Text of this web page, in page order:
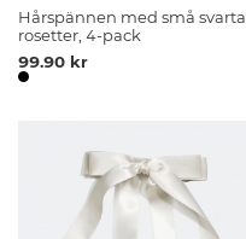
Hårspännen med små svarta
rosetter, 4-pack
99.90 kr